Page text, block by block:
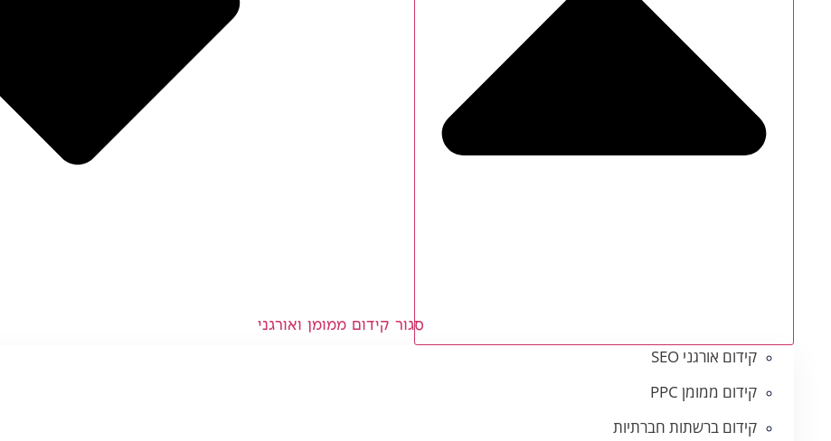
סגור קידום ממומן ואורגני
קידום אורגני SEO
קידום ממומן PPC
קידום ברשתות חברתיות